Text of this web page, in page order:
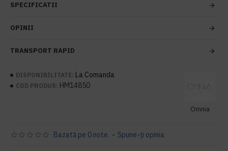
SPECIFICATII
OPINII
TRANSPORT RAPID
DISPONIBILITATE: La Comanda
COD PRODUS: HM14850
Omnia
Bazată pe 0 note. - Spune-ţi opinia